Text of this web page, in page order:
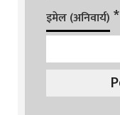
इमेल (अनिवार्य) *